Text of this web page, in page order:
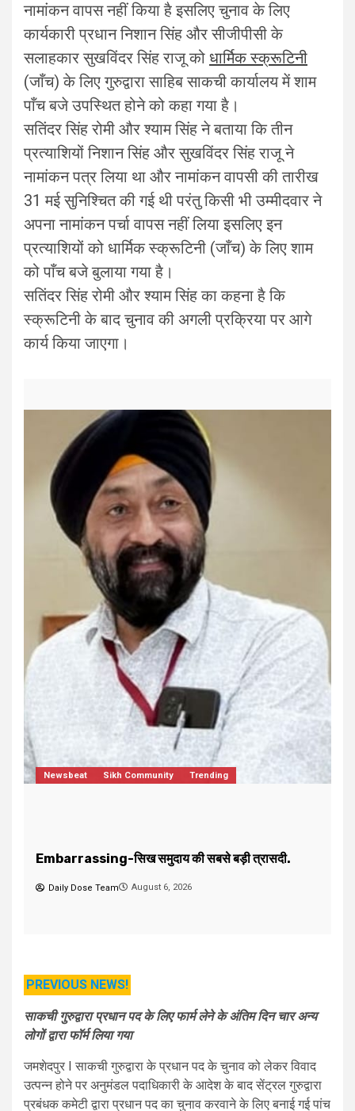
नामांकन वापस नहीं किया है इसलिए चुनाव के लिए
कार्यकारी प्रधान निशान सिंह और सीजीपीसी के
सलाहकार सुखविंदर सिंह राजू को धार्मिक स्क्रूटिनी
(जाँच) के लिए गुरुद्वारा साहिब साकची कार्यालय में शाम
पाँच बजे उपस्थित होने को कहा गया है।
सतिंदर सिंह रोमी और श्याम सिंह ने बताया कि तीन
प्रत्याशियों निशान सिंह और सुखविंदर सिंह राजू ने
नामांकन पत्र लिया था और नामांकन वापसी की तारीख
31 मई सुनिश्चित की गई थी परंतु किसी भी उम्मीदवार ने
अपना नामांकन पर्चा वापस नहीं लिया इसलिए इन
प्रत्याशियों को धार्मिक स्क्रूटिनी (जाँच) के लिए शाम
को पाँच बजे बुलाया गया है।
सतिंदर सिंह रोमी और श्याम सिंह का कहना है कि
स्क्रूटिनी के बाद चुनाव की अगली प्रक्रिया पर आगे
कार्य किया जाएगा।
Dharmik Jharkhand/Bihar Trending
PREVIOUS NEWS!
साकची गुरुद्वारा प्रधान पद के लिए फार्म लेने के अंतिम दिन चार अन्य
लोगों द्वारा फॉर्म लिया गया
जमशेदपुर I साकची गुरुद्वारा के प्रधान पद के चुनाव को लेकर विवाद
उत्पन्न होने पर अनुमंडल पदाधिकारी के आदेश के बाद सेंट्रल गुरुद्वारा
प्रबंधक कमेटी द्वारा प्रधान पद का चुनाव करवाने के लिए बनाई गई पांच